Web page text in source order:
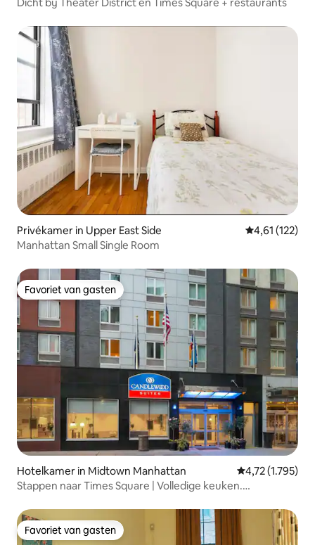
Dicht bij Theater District en Times Square + restaurants
Privékamer in Upper East Side Gemiddelde
4,61 (122)
Manhattan Small Single Room
Favoriet van gasten
Favoriet van gasten
Hotelkamer in Midtown Manhattan Gemiddelde
4,72 (1.795)
Stappen naar Times Square | Volledige keuken.
Favoriet van gasten
Favoriet van gasten